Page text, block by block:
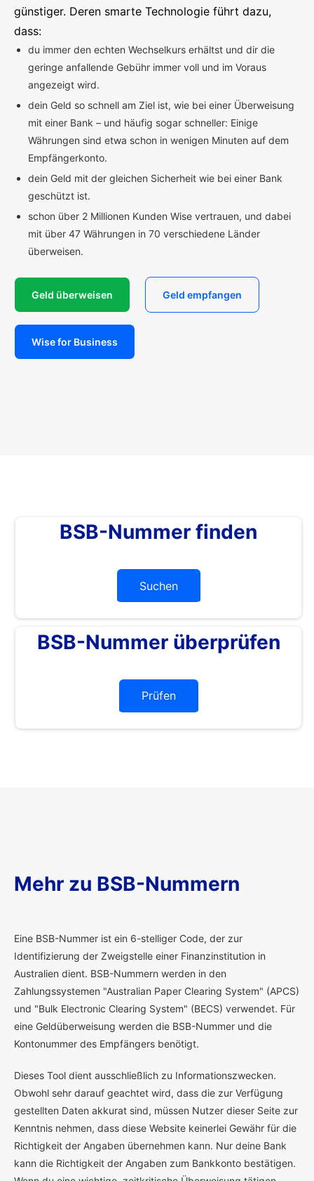
günstiger. Deren smarte Technologie führt dazu,
dass:
du immer den echten Wechselkurs erhältst und dir die
geringe anfallende Gebühr immer voll und im Voraus
angezeigt wird.
dein Geld so schnell am Ziel ist, wie bei einer Überweisung
mit einer Bank – und häufig sogar schneller: Einige
Währungen sind etwa schon in wenigen Minuten auf dem
Empfängerkonto.
dein Geld mit der gleichen Sicherheit wie bei einer Bank
geschützt ist.
schon über 2 Millionen Kunden Wise vertrauen, und dabei
mit über 47 Währungen in 70 verschiedene Länder
überweisen.
Geld überweisen Geld empfangen
Wise for Business
BSB-Nummer finden
Suchen
BSB-Nummer überprüfen
Prüfen
Mehr zu BSB-Nummern
Eine BSB-Nummer ist ein 6-stelliger Code, der zur
Identifizierung der Zweigstelle einer Finanzinstitution in
Australien dient. BSB-Nummern werden in den
Zahlungssystemen "Australian Paper Clearing System" (APCS)
und "Bulk Electronic Clearing System" (BECS) verwendet. Für
eine Geldüberweisung werden die BSB-Nummer und die
Kontonummer des Empfängers benötigt.
Dieses Tool dient ausschließlich zu Informationszwecken.
Obwohl sehr darauf geachtet wird, dass die zur Verfügung
gestellten Daten akkurat sind, müssen Nutzer dieser Seite zur
Kenntnis nehmen, dass diese Website keinerlei Gewähr für die
Richtigkeit der Angaben übernehmen kann. Nur deine Bank
kann die Richtigkeit der Angaben zum Bankkonto bestätigen.